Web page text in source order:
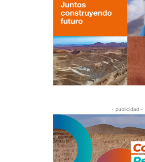
- publicidad -